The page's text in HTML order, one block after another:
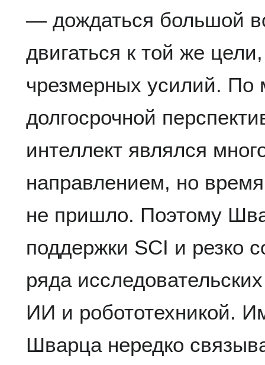
— дождаться большой
двигаться к той же
чрезмерных усилий.
долгосрочной
интеллект являлся
направлением, но
не пришло. Поэтому
поддержки SCI и резко
ряда
ИИ и робототехникой.
Шварца нередко